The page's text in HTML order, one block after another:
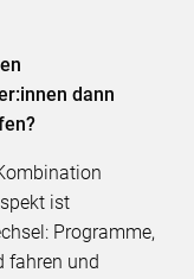
dann
ist
Programme,
fahren und